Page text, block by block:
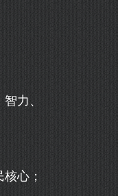
力、
心；